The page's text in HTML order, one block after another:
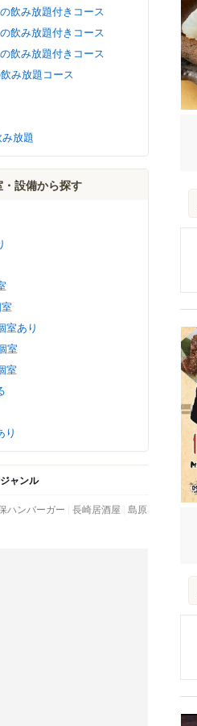
飲み放題付きコース
飲み放題付きコース
飲み放題付きコース
み放題コース
放題
設備から探す
室あり
室
室
り
ャンル
ハンバーガー 長崎居酒屋 島原